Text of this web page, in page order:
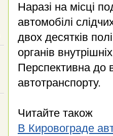
Наразі на місці
автомобілі
двох десятків
органів
Перспективна до
автотранспорту.
Читайте також
В Кировограде